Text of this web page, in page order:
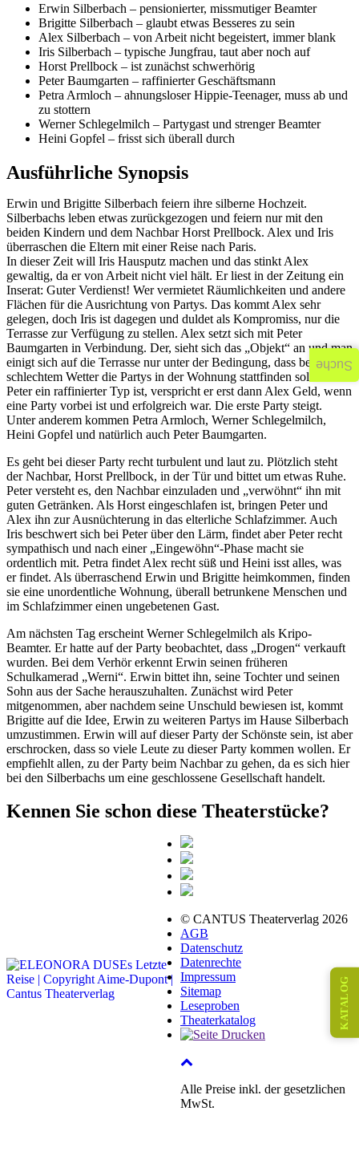
Erwin Silberbach – pensionierter, missmutiger Beamter
Brigitte Silberbach – glaubt etwas Besseres zu sein
Alex Silberbach – von Arbeit nicht begeistert, immer blank
Iris Silberbach – typische Jungfrau, taut aber noch auf
Horst Prellbock – ist zunächst schwerhörig
Peter Baumgarten – raffinierter Geschäftsmann
Petra Armloch – ahnungsloser Hippie-Teenager, muss ab und
zu stottern
Werner Schlegelmilch – Partygast und strenger Beamter
Heini Gopfel – frisst sich überall durch
Ausführliche Synopsis
Erwin und Brigitte Silberbach feiern ihre silberne Hochzeit.
Silberbachs leben etwas zurückgezogen und feiern nur mit den
beiden Kindern und dem Nachbar Horst Prellbock. Alex und Iris
überraschen die Eltern mit einer Reise nach Paris.
In dieser Zeit will Iris Hausputz machen und das stinkt Alex
gewaltig, da er von Arbeit nicht viel hält. Er liest in der Zeitung ein
Inserat: Guter Verdienst! Wer vermietet Räumlichkeiten und andere
Flächen für die Ausrichtung von Partys. Das kommt Alex sehr
gelegen, doch Iris ist dagegen und duldet als Kompromiss, nur die
Terrasse zur Verfügung zu stellen. Alex setzt sich mit Peter
Baumgarten in Verbindung. Der, sieht sich das „Objekt“ an und man
einigt sich auf die Terrasse nur unter der Bedingung, dass bei
schlechtem Wetter die Partys in der Wohnung stattfinden sollen. Da
Peter ein raffinierter Typ ist, verspricht er erst dann Alex Geld, wenn
eine Party vorbei ist und erfolgreich war. Die erste Party steigt.
Unter anderem kommen Petra Armloch, Werner Schlegelmilch,
Heini Gopfel und natürlich auch Peter Baumgarten.
Es geht bei dieser Party recht turbulent und laut zu. Plötzlich steht
der Nachbar, Horst Prellbock, in der Tür und bittet um etwas Ruhe.
Peter versteht es, den Nachbar einzuladen und „verwöhnt“ ihn mit
guten Getränken. Als Horst eingeschlafen ist, bringen Peter und
Alex ihn zur Ausnüchterung in das elterliche Schlafzimmer. Auch
Iris beschwert sich bei Peter über den Lärm, findet aber Peter recht
sympathisch und nach einer „Eingewöhn“-Phase macht sie
ordentlich mit. Petra findet Alex recht süß und Heini isst alles, was
er findet. Als überraschend Erwin und Brigitte heimkommen, finden
sie eine unordentliche Wohnung, überall betrunkene Menschen und
im Schlafzimmer einen ungebetenen Gast.
Am nächsten Tag erscheint Werner Schlegelmilch als Kripo-
Beamter. Er hatte auf der Party beobachtet, dass „Drogen“ verkauft
wurden. Bei dem Verhör erkennt Erwin seinen früheren
Schulkamerad „Werni“. Erwin bittet ihn, seine Tochter und seinen
Sohn aus der Sache herauszuhalten. Zunächst wird Peter
mitgenommen, aber nachdem seine Unschuld bewiesen ist, kommt
Brigitte auf die Idee, Erwin zu weiteren Partys im Hause Silberbach
umzustimmen. Erwin will auf dieser Party der Schönste sein, ist aber
erschrocken, dass so viele Leute zu dieser Party kommen wollen. Er
empfiehlt allen, zu der Party beim Nachbar zu gehen, da es sich hier
bei den Silberbachs um eine geschlossene Gesellschaft handelt.
Kennen Sie schon diese Theaterstücke?
© CANTUS Theaterverlag 2026
AGB
Datenschutz
Datenrechte
Impressum
Sitemap
Leseproben
Theaterkatalog
Alle Preise inkl. der gesetzlichen
MwSt.
KATALOG
Suche